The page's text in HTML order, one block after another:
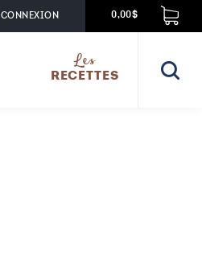
0,00$
CONNEXION
Les
RECETTES